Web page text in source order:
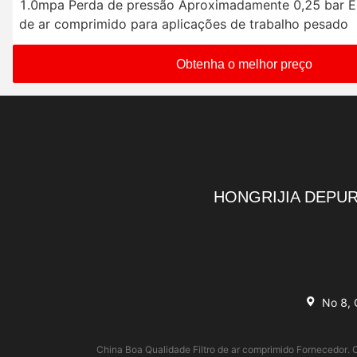
1.0mpa Perda de pressão Aproximadamente 0,25 bar
de ar comprimido para aplicações de trabalho pesado
Obtenha o melhor preço
HONGRIJIA
No 8,
China Boa Qualidade Filtro de ar comprimido